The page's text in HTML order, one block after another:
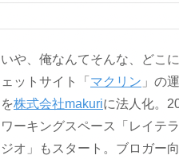
いや、俺なんてそんな、どこ
ェットサイト「 マクリン 」の
を株式会社makuriに法人化。
ワーキングスペース「レイテ
ジオ」もスタート。ブロガー